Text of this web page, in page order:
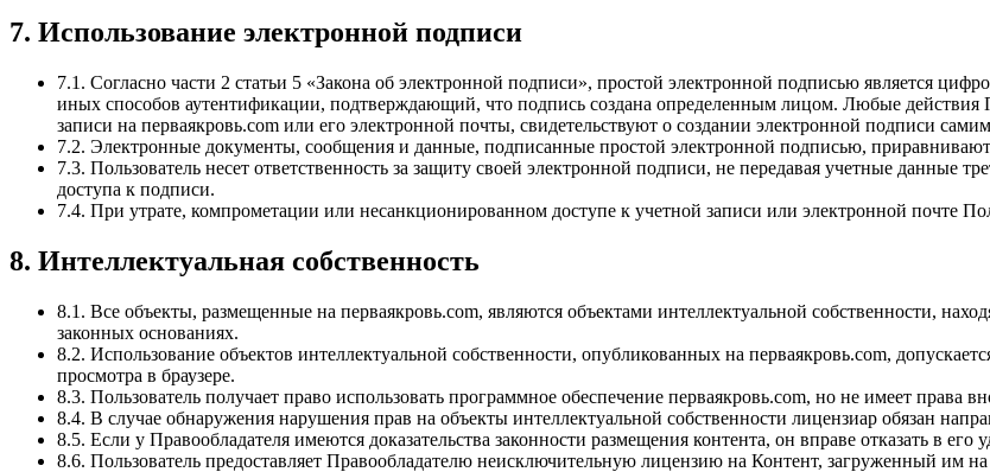
7. Использование электронной подписи
7.1. Согласно части 2 статьи 5 «Закона об электронной подписи», простой электронной подписью является
иных способов аутентификации, подтверждающий, что подпись создана определенным лицом. Любые действия
записи на перваякровь.com или его электронной почты, свидетельствуют о создании электронной подписи
7.2. Электронные документы, сообщения и данные, подписанные простой электронной подписью,
7.3. Пользователь несет ответственность за защиту своей электронной подписи, не передавая учетные данные
доступа к подписи.
7.4. При утрате, компрометации или несанкционированном доступе к учетной записи или электронной почте
8. Интеллектуальная собственность
8.1. Все объекты, размещенные на перваякровь.com, являются объектами интеллектуальной собственности,
законных основаниях.
8.2. Использование объектов интеллектуальной собственности, опубликованных на перваякровь.com,
просмотра в браузере.
8.3. Пользователь получает право использовать программное обеспечение перваякровь.com, но не имеет права
8.4. В случае обнаружения нарушения прав на объекты интеллектуальной собственности лицензиар обязан
8.5. Если у Правообладателя имеются доказательства законности размещения контента, он вправе отказать в его
8.6. Пользователь предоставляет Правообладателю неисключительную лицензию на Контент, загруженный им